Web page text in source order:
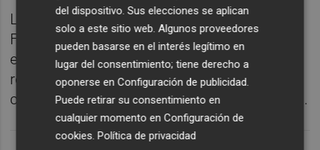
La AIReF recomienda a Totana, Arcos de la
Frontera y Algeciras que limiten en este
ejercicio incrementos de gasto o
reducciones de ingresos que no sean
coherentes con los compromisos asumidos.
del dispositivo. Sus elecciones se aplican
solo a este sitio web. Algunos proveedores
pueden basarse en el interés legítimo en
lugar del consentimiento; tiene derecho a
oponerse enConfiguración de publicidad
Puede retirar su consentimiento en
cualquier momento enConfiguración de
cookies .Política de privacidad